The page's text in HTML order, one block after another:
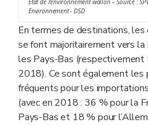
État de l’environnement wallon – Source :
Environnement - DSD
En termes de destinations,
se font majoritairement vers la
les Pays-Bas
2018). Ce sont également les
fréquents pour les
(avec en 2018 : 36 % pour la
Pays-Bas et 18 % pour